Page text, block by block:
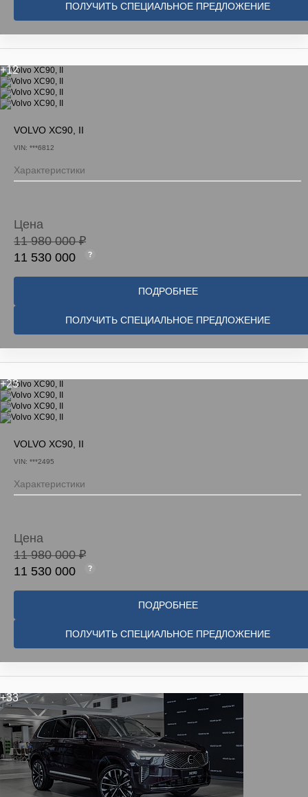
ПОЛУЧИТЬ СПЕЦИАЛЬНОЕ ПРЕДЛОЖЕНИЕ
+12
VOLVO XC90, II
VIN: ***6812
Характеристики
Цена
11 980 000 ₽
11 530 000
ПОДРОБНЕЕ
ПОЛУЧИТЬ СПЕЦИАЛЬНОЕ ПРЕДЛОЖЕНИЕ
+23
VOLVO XC90, II
VIN: ***2495
Характеристики
Цена
11 980 000 ₽
11 530 000
ПОДРОБНЕЕ
ПОЛУЧИТЬ СПЕЦИАЛЬНОЕ ПРЕДЛОЖЕНИЕ
+33